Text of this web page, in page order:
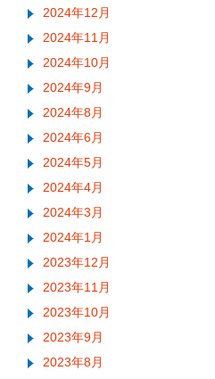
2024年12月
2024年11月
2024年10月
2024年9月
2024年8月
2024年6月
2024年5月
2024年4月
2024年3月
2024年1月
2023年12月
2023年11月
2023年10月
2023年9月
2023年8月